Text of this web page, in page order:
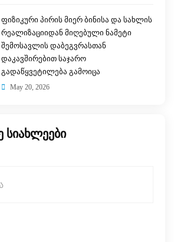
ფიზიკური პირის მიერ ბინისა და სახლის
რეალიზაციიდან მიღებული ნამეტი
შემოსავლის დაბეგვრასთან
დაკავშირებით საჯარო
გადაწყვეტილება გამოიცა
May 20, 2026
სიახლეები